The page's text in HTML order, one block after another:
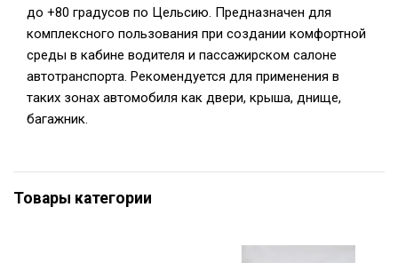
до +80 градусов по Цельсию. Предназначен для
комплексного пользования при создании комфортной
среды в кабине водителя и пассажирском салоне
автотранспорта. Рекомендуется для применения в
таких зонах автомобиля как двери, крыша, днище,
багажник.
Товары категории